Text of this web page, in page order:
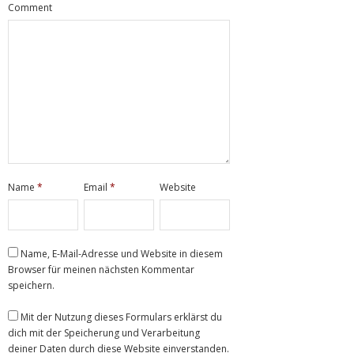
Comment
Name * Email* Website
Name, E-Mail-Adresse und Website in diesem
Browser für meinen nächsten Kommentar
speichern.
Mit der Nutzung dieses Formulars erklärst du
dich mit der Speicherung und Verarbeitung
deiner Daten durch diese Website einverstanden.